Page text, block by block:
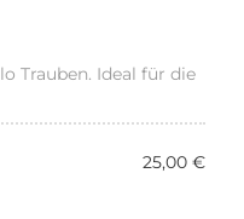
Trauben. Ideal für die
25,00 €